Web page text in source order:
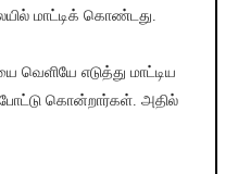
மாட்டிக் கொண்டது.
வெளியே எடுத்து மாட்டிய
கொன்றார்கள். அதில்